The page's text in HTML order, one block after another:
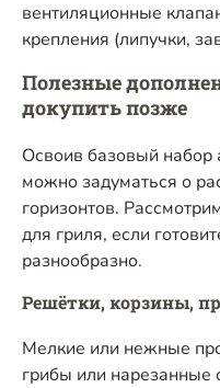
вентиляционные
крепления (липучки,
Полезные
докупить позже
Освоив базовый набор
можно задуматься о
горизонтов.
для гриля, если
разнообразно.
Решётки, корзины,
Мелкие или нежные
грибы или нарезанные